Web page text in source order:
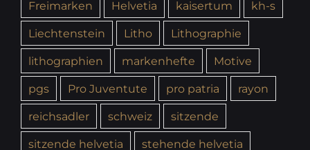
Freimarken
Helvetia kaisertum
kh-s
Liechtenstein
Litho
Lithographie
lithographien
markenhefte
Motive
pgs
Pro Juventute pro patria
rayon
reichsadler
schweiz
sitzende
sitzende helvetia
stehende helvetia